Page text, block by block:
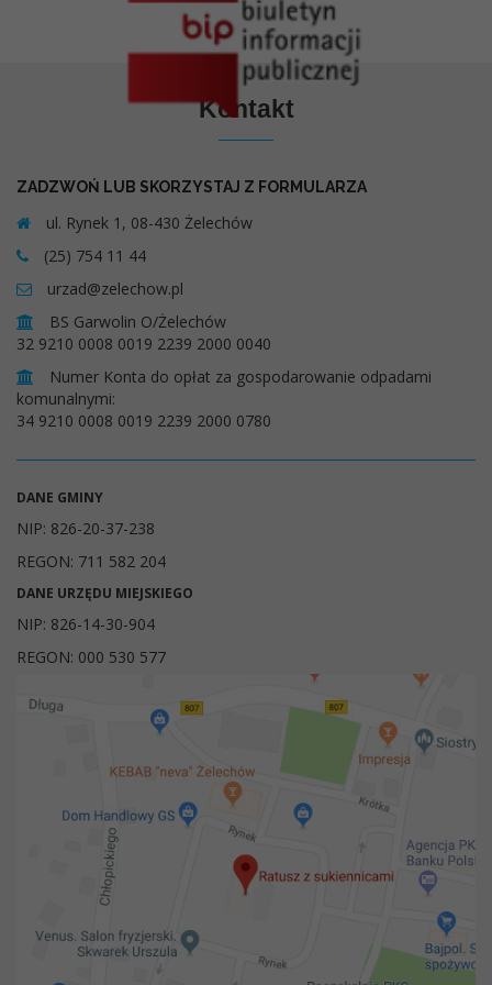
Kontakt
ZADZWOŃ LUB SKORZYSTAJ Z FORMULARZA
ul. Rynek 1, 08-430 Żelechów
(25) 754 11 44
urzad@zelechow.pl
BS Garwolin O/Żelechów
32 9210 0008 0019 2239 2000 0040
Numer Konta do opłat za gospodarowanie odpadami
komunalnymi:
34 9210 0008 0019 2239 2000 0780
DANE GMINY
NIP: 826-20-37-238
REGON: 711 582 204
DANE URZĘDU MIEJSKIEGO
NIP: 826-14-30-904
REGON: 000 530 577